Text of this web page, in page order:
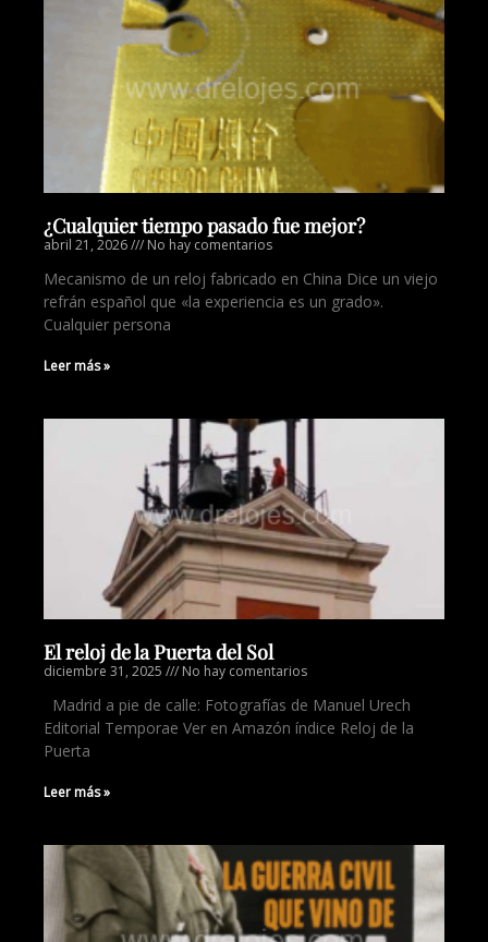
¿Cualquier tiempo pasado fue mejor?
abril 21, 2026 No hay comentarios
Mecanismo de un reloj fabricado en China Dice un viejo
refrán español que «la experiencia es un grado».
Cualquier persona
Leer más »
El reloj de la Puerta del Sol
diciembre 31, 2025 No hay comentarios
Madrid a pie de calle: Fotografías de Manuel Urech
Editorial Temporae Ver en Amazón índice Reloj de la
Puerta
Leer más »